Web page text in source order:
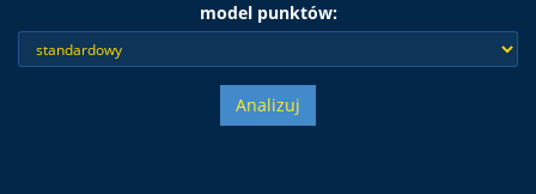
model punktów:
Analizuj